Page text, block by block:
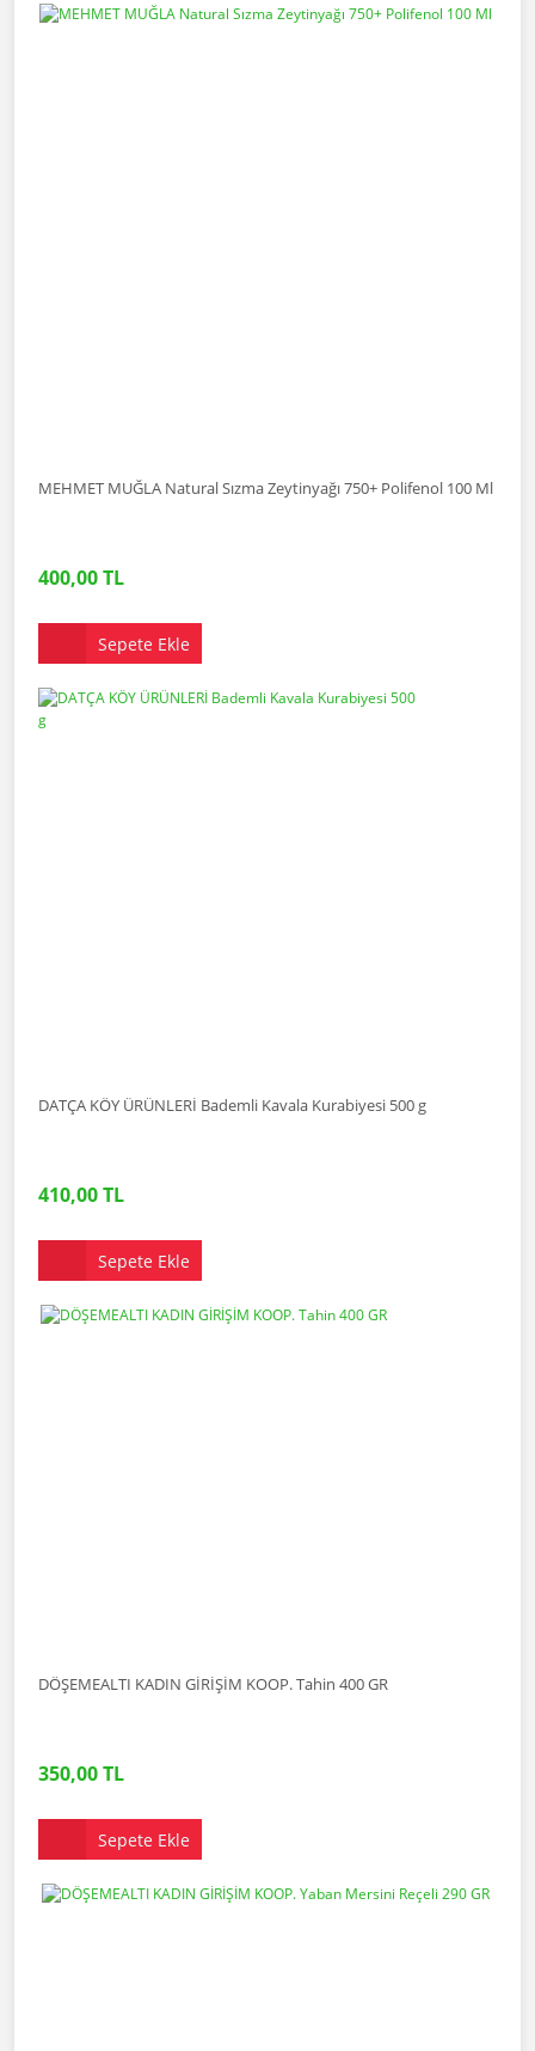
MEHMET MUĞLA Natural Sızma Zeytinyağı 750+ Polifenol 100 Ml
400,00 TL
Sepete Ekle
DATÇA KÖY ÜRÜNLERİ Bademli Kavala Kurabiyesi 500 g
410,00 TL
Sepete Ekle
DÖŞEMEALTI KADIN GİRİŞİM KOOP. Tahin 400 GR
350,00 TL
Sepete Ekle